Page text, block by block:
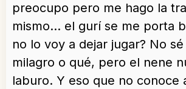
preocupo pero me hago la
mismo… el gurí se me porta
no lo voy a dejar jugar? No
milagro o qué, pero el nene
laburo. Y eso que no conoce